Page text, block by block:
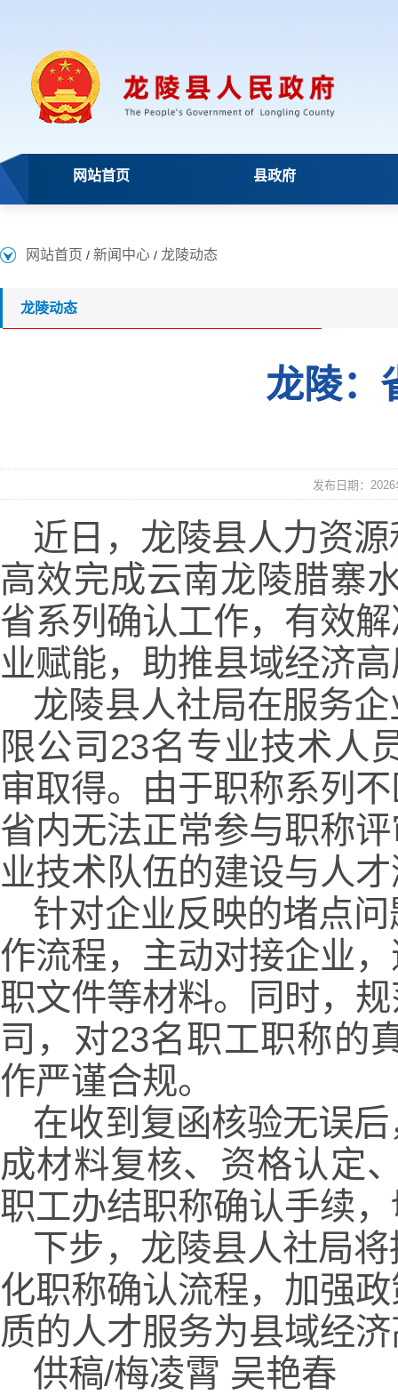
网站首页 县政府
网站首页 / 新闻中心 / 龙陵动态
龙陵动态
龙陵：
发布日期：
近日，龙陵县人力资
高效完成云南龙陵腊寨
省系列确认工作，有效
业赋能，助推县域经济
龙陵县人社局在服务
限公司23名专业技术人
审取得。由于职称系列
省内无法正常参与职称
业技术队伍的建设与人
针对企业反映的堵点
作流程，主动对接企业
职文件等材料。同时，
司，对23名职工职称的
作严谨合规。
在收到复函核验无误
成材料复核、资格认定
职工办结职称确认手续
下步，龙陵县人社局
化职称确认流程，加强
质的人才服务为县域经
供稿/梅凌霄 吴艳春